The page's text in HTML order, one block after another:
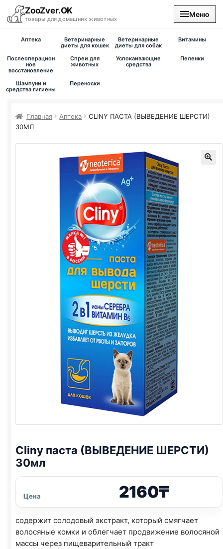
ZooZver.OK
товары для домашних животных
Меню
Каталог
Вакансии
Аптека
Ветеринарные
диеты для кошек
Ветеринарные
диеты для собак
Витамины
Послеоперацион
ное
восстановление
Спреи для
животных
Успокаивающие
средства
Пеленки
Шампуни и
средства гигиены
Переноски
Главная Аптека
CLINY ПАСТА (ВЫВЕДЕНИЕ ШЕРСТИ)
30МЛ
Cliny паста (ВЫВЕДЕНИЕ ШЕРСТИ)
30мл
Цена 2160₸
содержит cолодовый экстракт, который смягчает
волосяные комки и облегчает продвижение волосяной
массы через пищеварительный тракт